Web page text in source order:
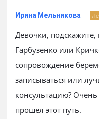
Ирина Мельникова
Девочки, подскажите,
Гарбузенко или
сопровождение
записываться или
консультацию?
прошёл этот путь.